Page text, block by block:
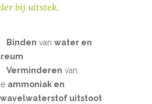
bij uitstek.
Binden van water en
Verminderen van
ammoniak en
uitstoot